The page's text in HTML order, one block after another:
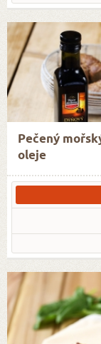
Pečený
oleje